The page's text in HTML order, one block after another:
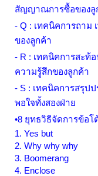
สัญญาณการซื้อของลู
- Q : เทคนิคการถาม
ของลูกค้า
- R : เทคนิคการสะท้
ความรู้สึกของลูกค้า
- S : เทคนิคการสรุป
พอใจทั้งสองฝ่าย
•8 ยุทธวิธีจัดการข้อโ
1. Yes but
2. Why why
3.
4.